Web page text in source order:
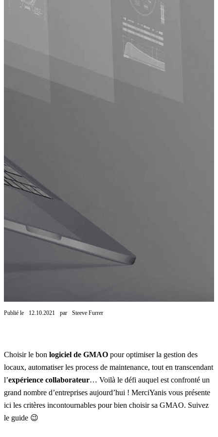
Publié le 12.10.2021 par Steeve Furrer
Choisir le bon logiciel de GMAO pour optimiser la gestion des
locaux, automatiser les process de maintenance, tout en transcendant
l’expérience collaborateur… Voilà le défi auquel est confronté un
grand nombre d’entreprises aujourd’hui ! MerciYanis vous présente
ici les critères incontournables pour bien choisir sa GMAO. Suivez
le guide 😉